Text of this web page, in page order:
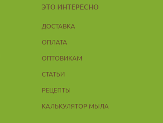
ЭТО ИНТЕРЕСНО
ДОСТАВКА
ОПЛАТА
ОПТОВИКАМ
СТАТЬИ
РЕЦЕПТЫ
КАЛЬКУЛЯТОР МЫЛА